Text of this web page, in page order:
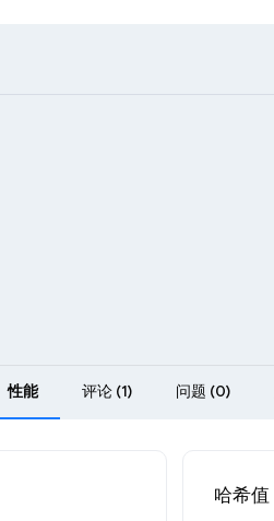
性能 评论 (1) 问题 (0)
哈希值